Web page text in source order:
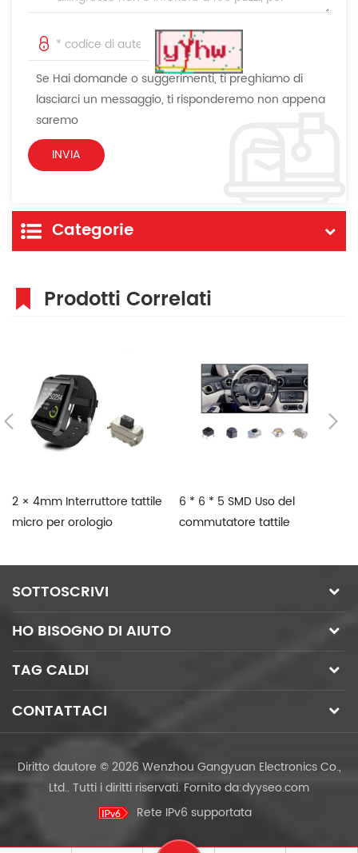
Se Hai domande o suggerimenti, ti preghiamo di
lasciarci un messaggio, ti risponderemo non appena
saremo
Categorie
Prodotti Correlati
2 × 4mm Interruttore tattile
micro per orologio
6 * 6 * 5 SMD Uso del
commutatore tattile
SOTTOSCRIVI
HO BISOGNO DI AIUTO
TAG CALDI
CONTATTACI
Diritto dautore © 2026 Wenzhou Gangyuan Electronics Co.,
Ltd.. Tutti i diritti riservati. Fornito da:dyyseo.com
Rete IPv6 supportata